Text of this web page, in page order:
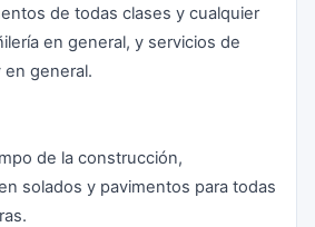
de todas clases y cualquier
en general, y servicios de
en general.
de la construcción,
solados y pavimentos para todas